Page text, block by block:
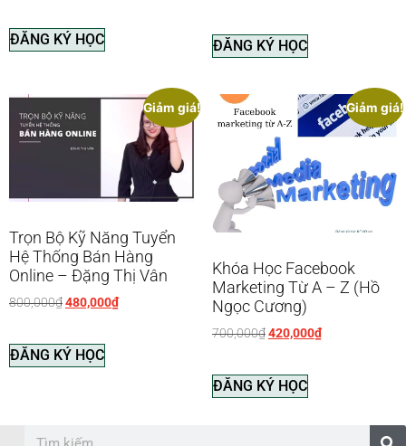
ĐĂNG KÝ HỌC ĐĂNG KÝ HỌC
Giảm giá!
Trọn Bộ Kỹ Năng Tuyển
Hệ Thống Bán Hàng
Online – Đặng Thị Vân
800,000₫480,000₫
ĐĂNG KÝ HỌC
Giảm giá!
Khóa Học Facebook
Marketing Từ A – Z (Hồ
Ngọc Cương)
700,000₫420,000₫
ĐĂNG KÝ HỌC